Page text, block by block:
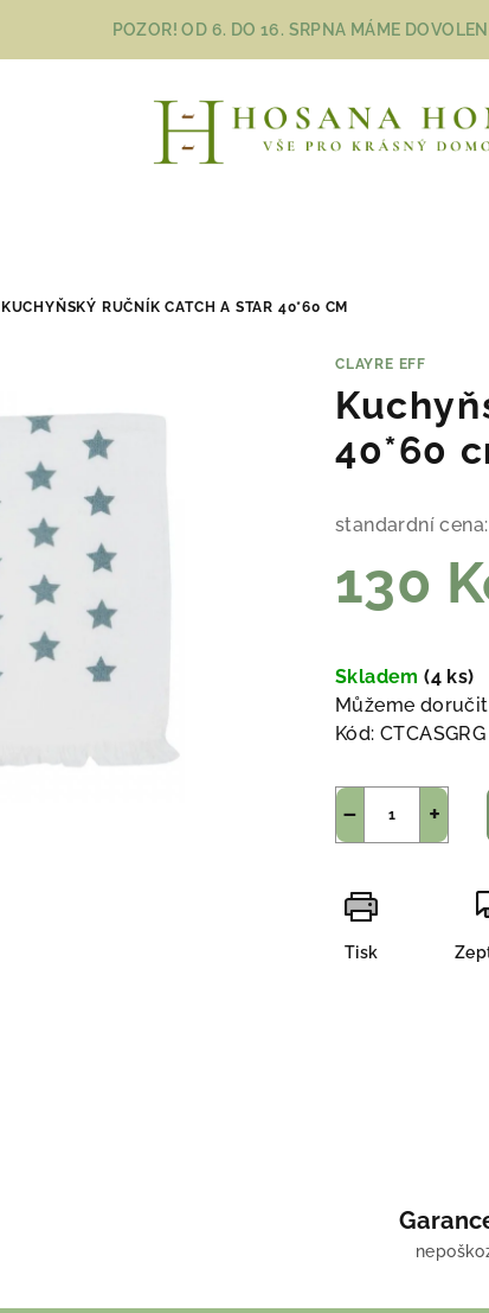
POZOR! OD 6. DO 16. SRPNA MÁME
KUCHYŇSKÝ RUČNÍK CATCH A STAR 40*60 CM
CLAYRE EFF
40*60
standardní cena:
130
cena:
Skladem(4 ks)
Můžeme
Kód: CTCASGRG
+
−
Tisk